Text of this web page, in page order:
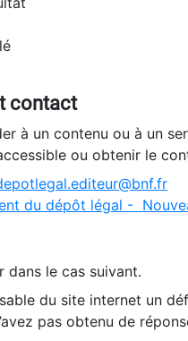
contact
à un contenu ou à un
ou obtenir le
du dépôt légal -
dans le cas suivant.
du site internet un
pas obtenu de